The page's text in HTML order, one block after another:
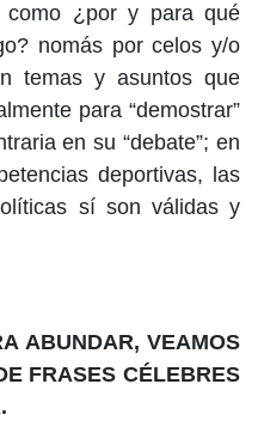
como ¿por y para qué
nomás por celos y/o
temas y asuntos que
para “demostrar”
en su “debate”; en
deportivas, las
sí son válidas y
ABUNDAR, VEAMOS
FRASES CÉLEBRES